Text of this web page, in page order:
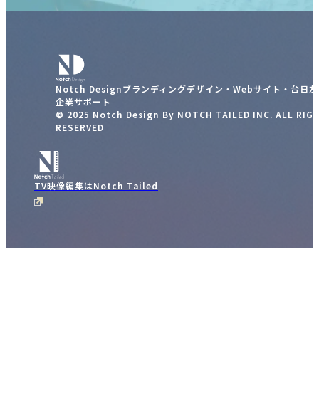
Notch Designブランディングデザイン・Webサイト・台日
企業サポート
© 2025 Notch Design By NOTCH TAILED INC. ALL
RESERVED
TV映像編集はNotch Tailed